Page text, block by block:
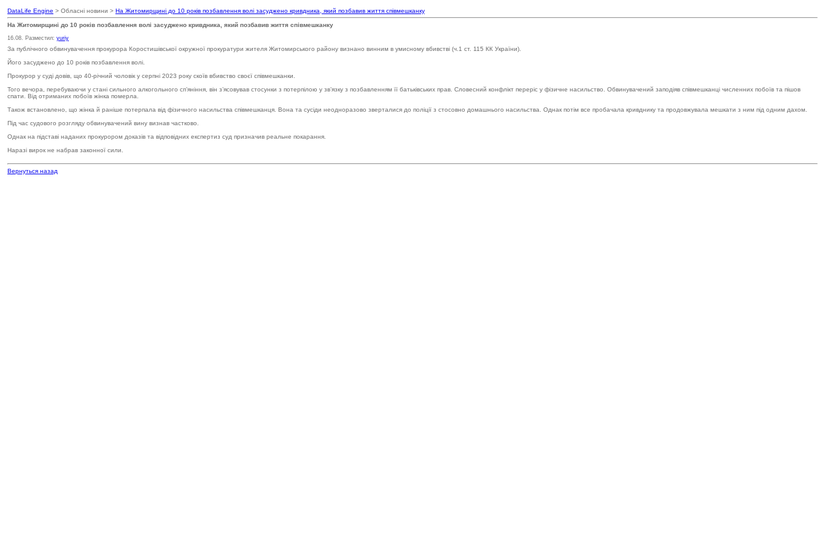
DataLife Engine > Обласні новини > На Житомирщині до 10 років позбавлення волі засуджено кривдника, який позбавив життя співмешканку
На Житомирщині до 10 років позбавлення волі засуджено кривдника, який позбавив життя співмешканку
16.08. Разместил: yuriy
За публічного обвинувачення прокурора Коростишівської окружної прокуратури жителя Житомирського району визнано винним в умисному вбивстві (ч.1 ст. 115 КК України).
Його засуджено до 10 років позбавлення волі.
Прокурор у суді довів, що 40-річний чоловік у серпні 2023 року скоїв вбивство своєї співмешканки.
Того вечора, перебуваючи у стані сильного алкогольного сп’яніння, він з’ясовував стосунки з потерпілою у зв’язку з позбавленням її батьківських прав. Словесний конфлікт переріс у фізичне насильство. Обвинувачений заподіяв співмешканці численних побоїв та пішов
спати. Від отриманих побоїв жінка померла.
Також встановлено, що жінка й раніше потерпала від фізичного насильства співмешканця. Вона та сусіди неодноразово зверталися до поліції з стосовно домашнього насильства. Однак потім все пробачала кривднику та продовжувала мешкати з ним під одним дахом.
Під час судового розгляду обвинувачений вину визнав частково.
Однак на підставі наданих прокурором доказів та відповідних експертиз суд призначив реальне покарання.
Наразі вирок не набрав законної сили.
Вернуться назад